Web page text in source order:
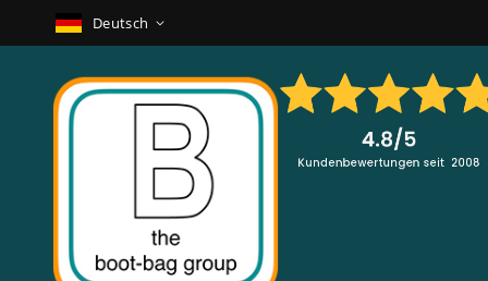
Zum
Inhalt
SpracheDeutsch